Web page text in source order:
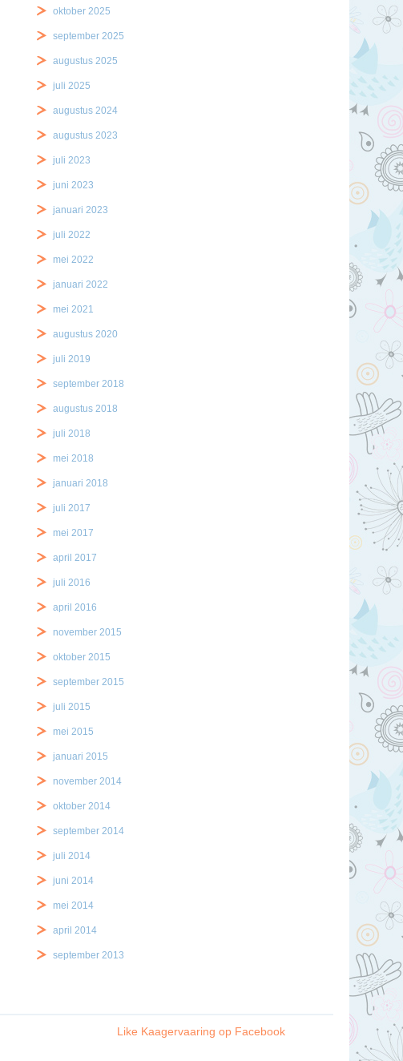
oktober 2025
september 2025
augustus 2025
juli 2025
augustus 2024
augustus 2023
juli 2023
juni 2023
januari 2023
juli 2022
mei 2022
januari 2022
mei 2021
augustus 2020
juli 2019
september 2018
augustus 2018
juli 2018
mei 2018
januari 2018
juli 2017
mei 2017
april 2017
juli 2016
april 2016
november 2015
oktober 2015
september 2015
juli 2015
mei 2015
januari 2015
november 2014
oktober 2014
september 2014
juli 2014
juni 2014
mei 2014
april 2014
september 2013
Like Kaagervaaring op Facebook